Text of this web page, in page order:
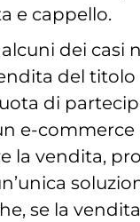
e cappello.
dei casi
del titolo
di
e-commerce
la vendita,
se la